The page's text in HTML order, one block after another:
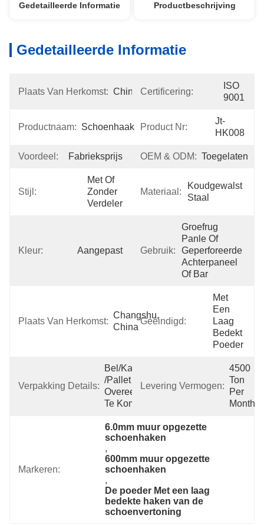
Gedetailleerde Informatie Productbeschrijving
Gedetailleerde Informatie
Plaats Van Herkomst: China Certificering:
ISO
9001
Productnaam: Schoenhaak Product Nr:
Jt-
HK008
Voordeel: Fabrieksprijs OEM & ODM: Toegelaten
Stijl:
Met Of
Zonder
Verdeler
Materiaal:
Koudgewalst
Staal
Kleur: Aangepast Gebruik:
Groefrug
Panle Of
Geperforeerde
Achterpaneel
Of Bar
Plaats Van Herkomst:
Changshu,
China
Geëindigd:
Met
Een
Laag
Bedekt
Poeder
Verpakking Details:
Bel/karton
/pallet Of
Overeen
Te Komen
Levering Vermogen:
4500
Ton
Per
Month
Markeren:
6.0mm muur opgezette
schoenhaken
,
600mm muur opgezette
schoenhaken
,
De poeder Met een laag
bedekte haken van de
schoenvertoning